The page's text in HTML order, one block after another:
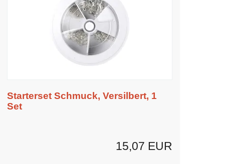
Starterset Schmuck, Versilbert, 1
Set
15,07 EUR